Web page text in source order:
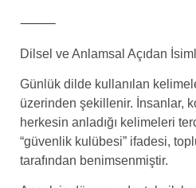
⸻
Dilsel ve Anlamsal Açıdan
Günlük dilde kullanılan
üzerinden şekillenir. İnsanlar,
herkesin anladığı kelimeleri
“güvenlik kulübesi” ifadesi,
tarafından benimsenmiştir.